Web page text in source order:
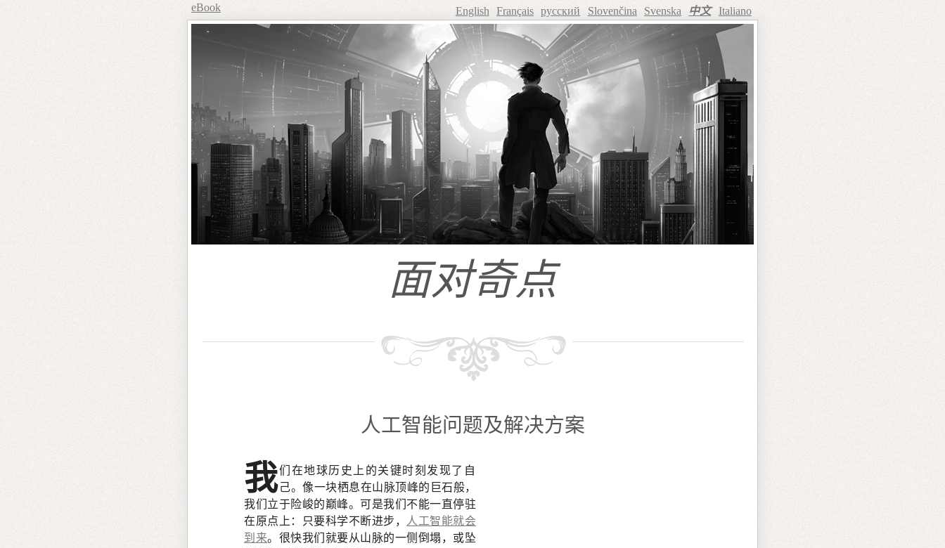
eBook English Français русский Slovenčina Svenska 中文 Italiano
面对奇点
人工智能问题及解决方案
我们在地球历史上的关键时刻发现了自
己。像一块栖息在山脉顶峰的巨石般，
我们立于险峻的巅峰。可是我们不能一直停驻
在原点上：只要科学不断进步，
人工智能就会
到来。很快我们就要从山脉的一侧倒塌，或坠